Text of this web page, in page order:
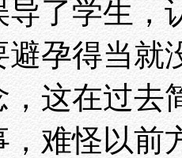
导了学生，
避孕得当就
，这在过去
，难怪以前